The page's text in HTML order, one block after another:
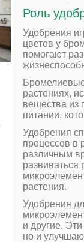
Роль
Удобрения
цветов у
помогают
растениях,
вещества из
питании,
Удобрения
процессов в
различным
развиваться
растения.
Удобрения
и другие.
но и